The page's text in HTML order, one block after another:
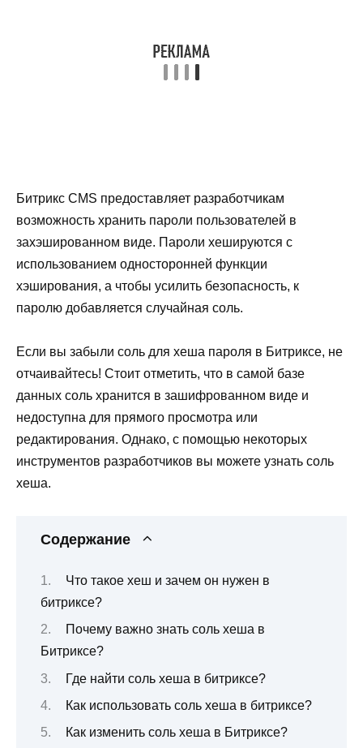
Битрикс CMS предоставляет разработчикам
возможность хранить пароли пользователей в
захэшированном виде. Пароли хешируются с
использованием односторонней функции
хэширования, а чтобы усилить безопасность, к
паролю добавляется случайная соль.
Если вы забыли соль для хеша пароля в Битриксе, не
отчаивайтесь! Стоит отметить, что в самой базе
данных соль хранится в зашифрованном виде и
недоступна для прямого просмотра или
редактирования. Однако, с помощью некоторых
инструментов разработчиков вы можете узнать соль
хеша.
Содержание
Что такое хеш и зачем он нужен в
битриксе?
Почему важно знать соль хеша в
Битриксе?
Где найти соль хеша в битриксе?
Как использовать соль хеша в битриксе?
Как изменить соль хеша в Битриксе?